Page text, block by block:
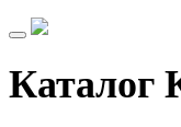
Каталог